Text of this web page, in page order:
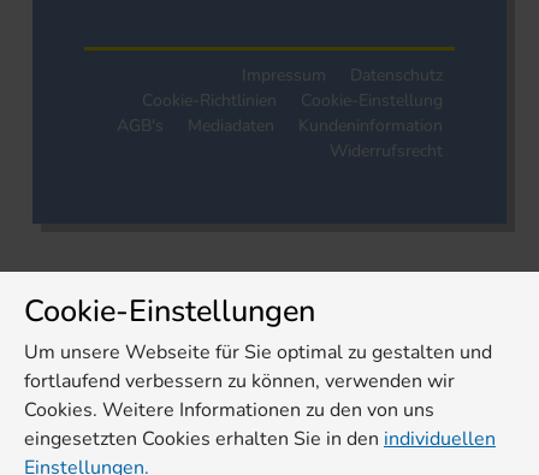
Impressum
Datenschutz
Cookie-Richtlinien
Cookie-Einstellung
AGB's
Mediadaten
Kundeninformation
Widerrufsrecht
Cookie-Einstellungen
Um unsere Webseite für Sie optimal zu gestalten und
fortlaufend verbessern zu können, verwenden wir
Cookies. Weitere Informationen zu den von uns
eingesetzten Cookies erhalten Sie in den individuellen
Einstellungen.